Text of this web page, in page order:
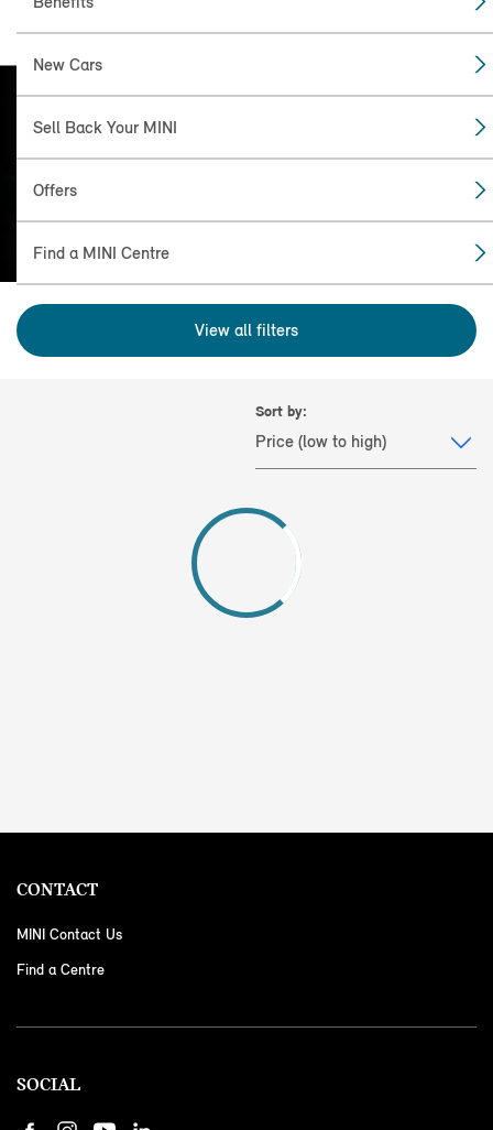
New Cars
Sell Back Your MINI
Offers
Find a MINI Centre
FIND THE
MINI FOR YOU
View all filters
Sort by:
CONTACT
MINI Contact Us
Find a Centre
SOCIAL